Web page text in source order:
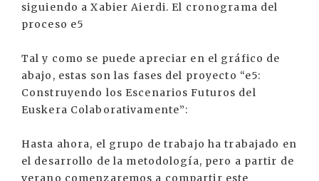
siguiendo a Xabier Aierdi. El cronograma del
proceso e5
Tal y como se puede apreciar en el gráfico de
abajo, estas son las fases del proyecto “e5:
Construyendo los Escenarios Futuros del
Euskera Colaborativamente”:
Hasta ahora, el grupo de trabajo ha trabajado en
el desarrollo de la metodología, pero a partir de
verano comenzaremos a compartir este